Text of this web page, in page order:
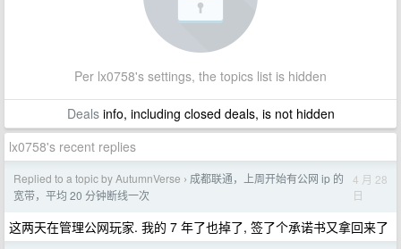
Per lx0758's settings, the topics list is hidden
Dealsinfo, including closed deals, is not hidden
lx0758's recent replies
Replied to a topic by AutumnVerse › 成都联通，上周开始有公网 ip 的
宽带，平均 20 分钟断线一次
4 月 28
日
这两天在管理公网玩家. 我的 7 年了也掉了, 签了个承诺书又拿回来了